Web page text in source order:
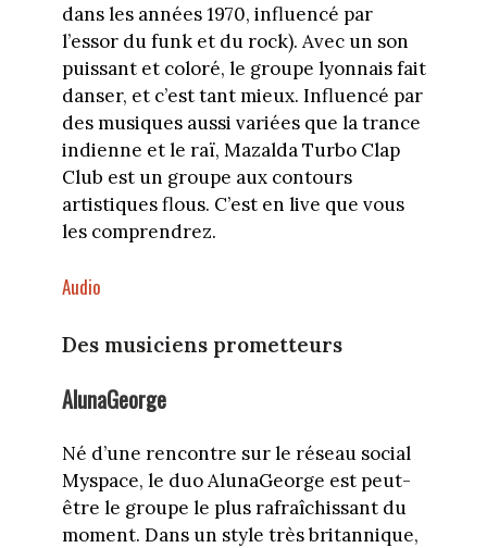
dans les années 1970, influencé par
l’essor du funk et du rock). Avec un son
puissant et coloré, le groupe lyonnais fait
danser, et c’est tant mieux. Influencé par
des musiques aussi variées que la trance
indienne et le raï, Mazalda Turbo Clap
Club est un groupe aux contours
artistiques flous. C’est en live que vous
les comprendrez.
Audio
Des musiciens prometteurs
AlunaGeorge
Né d’une rencontre sur le réseau social
Myspace, le duo AlunaGeorge est peut-
être le groupe le plus rafraîchissant du
moment. Dans un style très britannique,